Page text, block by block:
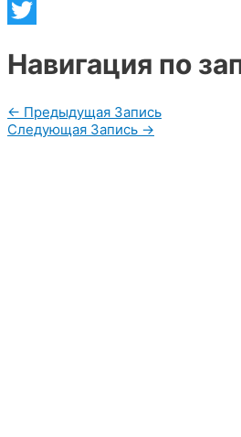
Telegram
Навигация по
← Предыдущая Запись
Следующая Запись →